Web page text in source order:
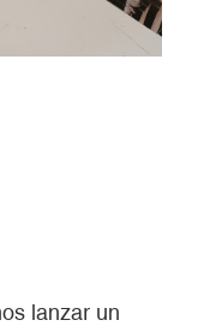
lanzar un